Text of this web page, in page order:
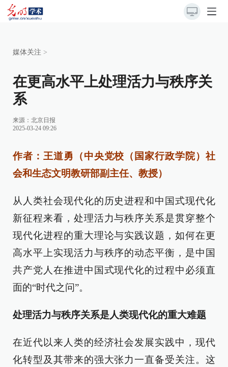
媒体关注 >
在更高水平上处理活力与秩序关
系
来源： 北京日报
2025-03-24 09:26
作者：王道勇（中央党校（国家行政学院）社
会和生态文明教研部副主任、教授）
从人类社会现代化的历史进程和中国式现代化
新征程来看，处理活力与秩序关系是贯穿整个
现代化进程的重大理论与实践议题，如何在更
高水平上实现活力与秩序的动态平衡，是中国
共产党人在推进中国式现代化的过程中必须直
面的“时代之问”。
处理活力与秩序关系是人类现代化的重大难题
在近代以来人类的经济社会发展实践中，现代
化转型及其带来的强大张力一直备受关注。这